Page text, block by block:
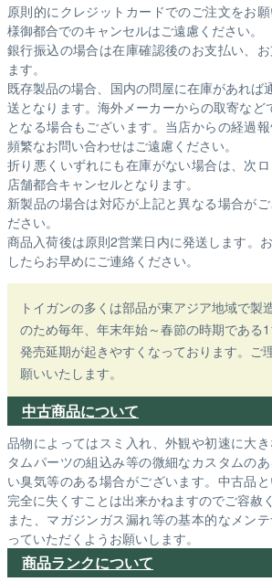
原則的にクレジットカードでのご注文をお
様御都合でのキャンセルはご遠慮ください。
銀行振込の場合は在庫確認後のお支払い、
ます。
既存製品の場合、国内の問屋に在庫があれば
送となります。海外メーカーからの取寄など
となる場合もございます。 当店からの経過
頻繁なお問い合わせはご遠慮ください。
折り悪くいずれにも在庫がない場合は、次
店舗都合キャンセルとなります。
新製品の場合は対応が上記と異なる場合が
ださい。
商品入荷後は原則2営業日内に発送します。
したらお早めにご連絡ください。
トイガンの多くは部品が東アジア地域で製
のため毎年、年末年始～春節の時期である
発売延期が起きやすくなっております。ご
願いいたします。
中古商品について
品物によってはスミ入れ、外観や初速に大
タムパーツの組込み等の微細なカスタムの
い臭気等のある場合がございます。中古品
完全に失くすことは出来かねますのでご容赦
また、マガジンガス漏れ等の基本的なメン
っていただくようお願いします。
商品ランクについて